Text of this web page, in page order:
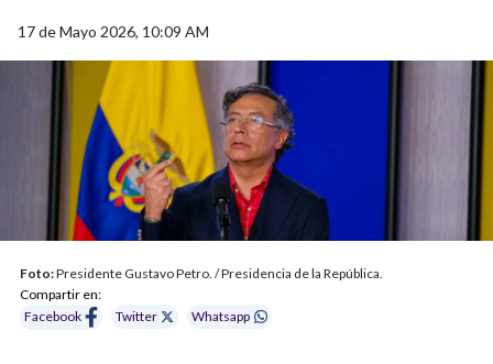
17 de Mayo 2026, 10:09 AM
Foto:Presidente Gustavo Petro. / Presidencia de la República.
Compartir en:
Facebook
Twitter Whatsapp